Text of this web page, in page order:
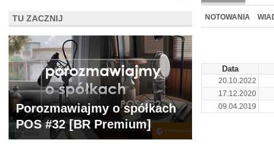
BR LAB
NOTOWANIA
Data
20.10.2022
17.12.2020
09.04.2019
TU ZACZNIJ
Porozmawiajmy o spółkach
POS #32 [BR Premium]